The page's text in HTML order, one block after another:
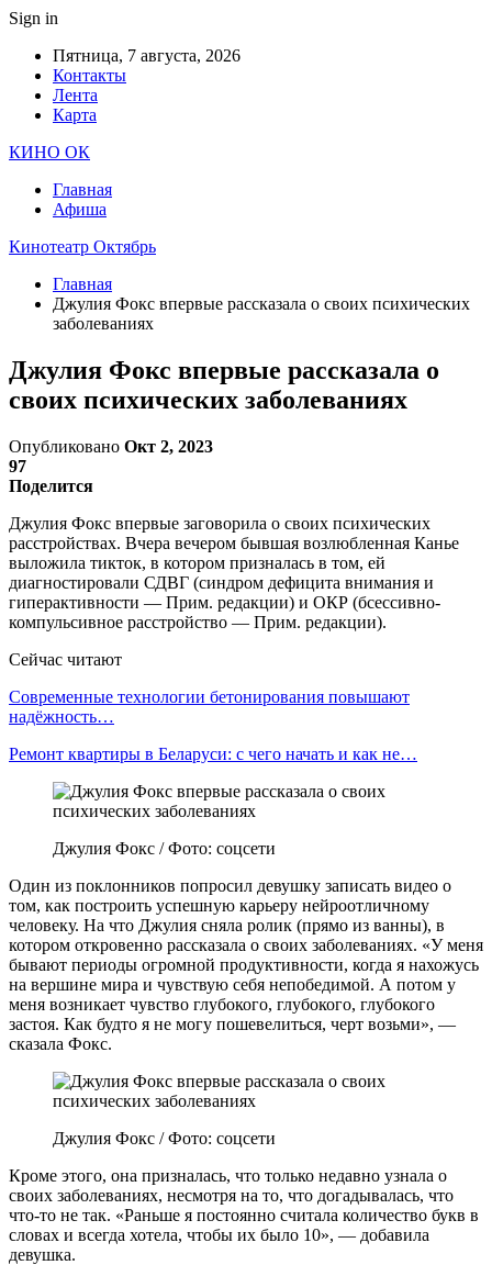
Sign in
Пятница, 7 августа, 2026
Контакты
Лента
Карта
КИНО ОК
Главная
Афиша
Кинотеатр Октябрь
Главная
Джулия Фокс впервые рассказала о своих психических
заболеваниях
Джулия Фокс впервые рассказала о
своих психических заболеваниях
Опубликовано Окт 2, 2023
97
Поделится
Джулия Фокс впервые заговорила о своих психических
расстройствах. Вчера вечером бывшая возлюбленная Канье
выложила тикток, в котором призналась в том, ей
диагностировали СДВГ (синдром дефицита внимания и
гиперактивности — Прим. редакции) и ОКР (бсессивно-
компульсивное расстройство — Прим. редакции).
Сейчас читают
Современные технологии бетонирования повышают
надёжность…
Ремонт квартиры в Беларуси: с чего начать и как не…
Джулия Фокс / Фото: соцсети
Один из поклонников попросил девушку записать видео о
том, как построить успешную карьеру нейроотличному
человеку. На что Джулия сняла ролик (прямо из ванны), в
котором откровенно рассказала о своих заболеваниях. «У меня
бывают периоды огромной продуктивности, когда я нахожусь
на вершине мира и чувствую себя непобедимой. А потом у
меня возникает чувство глубокого, глубокого, глубокого
застоя. Как будто я не могу пошевелиться, черт возьми», —
сказала Фокс.
Джулия Фокс / Фото: соцсети
Кроме этого, она призналась, что только недавно узнала о
своих заболеваниях, несмотря на то, что догадывалась, что
что-то не так. «Раньше я постоянно считала количество букв в
словах и всегда хотела, чтобы их было 10», — добавила
девушка.